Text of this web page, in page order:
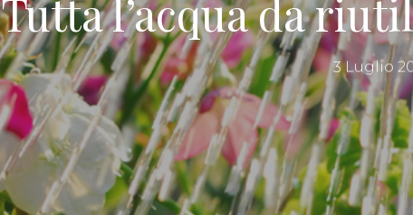
Tutta l’acqua da
3 Luglio